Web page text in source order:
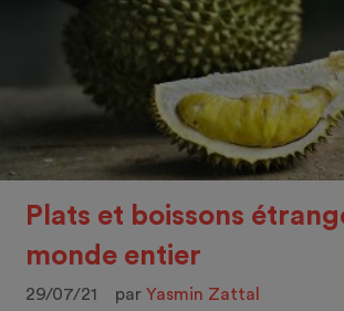
Plats et boissons
monde entier
29/07/21 par Yasmin Zattal